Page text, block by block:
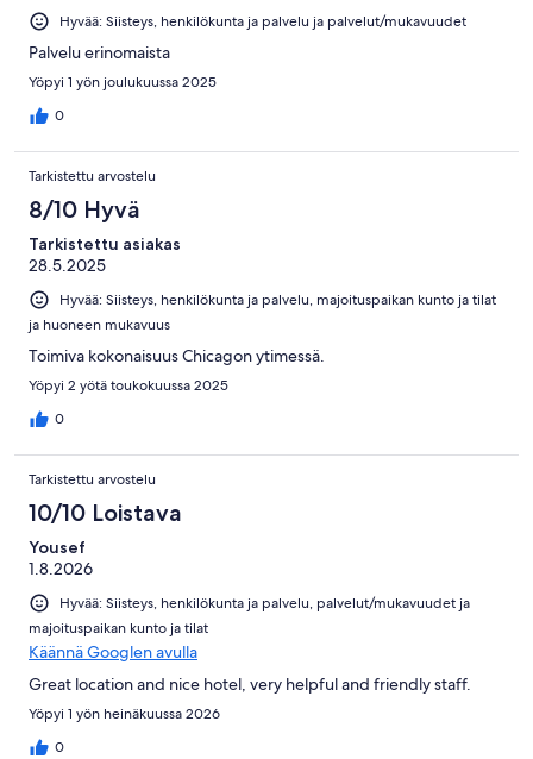
Hyvää: Siisteys, henkilökunta ja palvelu ja palvelut/mukavuudet
Palvelu erinomaista
Yöpyi 1 yön joulukuussa 2025
0
Tarkistettu arvostelu
8/10 Hyvä
Tarkistettu asiakas
28.5.2025
Hyvää: Siisteys, henkilökunta ja palvelu, majoituspaikan kunto ja tilat
ja huoneen mukavuus
Toimiva kokonaisuus Chicagon ytimessä.
Yöpyi 2 yötä toukokuussa 2025
0
Tarkistettu arvostelu
10/10 Loistava
Yousef
1.8.2026
Hyvää: Siisteys, henkilökunta ja palvelu, palvelut/mukavuudet ja
majoituspaikan kunto ja tilat
Käännä Googlen avulla
Great location and nice hotel, very helpful and friendly staff.
Yöpyi 1 yön heinäkuussa 2026
0